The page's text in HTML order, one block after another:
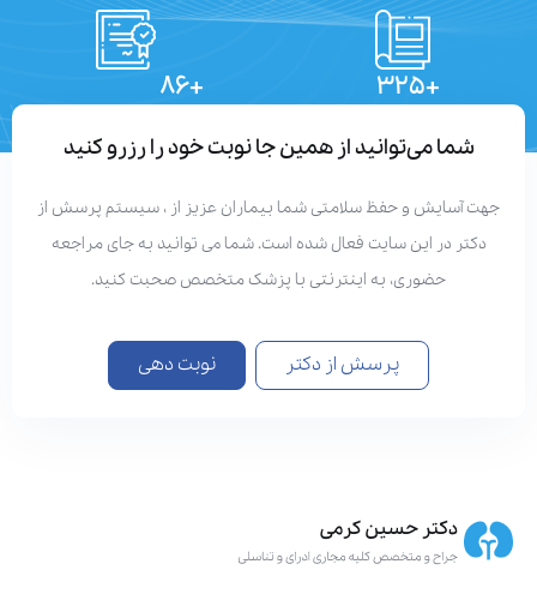
شما می‌توانید از همین جا نوبت خود را رزرو کنید
آسایش و حفظ سلامتی شما بیماران عزیز از ، سیستم پرسش از
دکتر در این سایت فعال شده است. شما می توانید به جای مراجعه
حضوری، به اینترنتی با پزشک متخصص صحبت کنید.
پرسش از دکتر نوبت دهی